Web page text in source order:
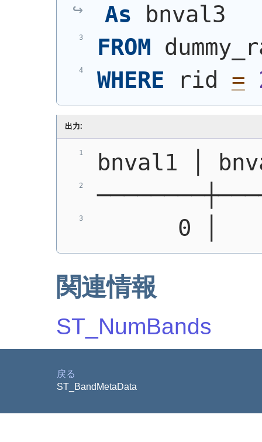
As bnval3
FROM
WHERE rid =
出力:
bnval1 │
0 │
関連情報
ST_NumBands
戻る
ST_BandMetaData